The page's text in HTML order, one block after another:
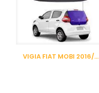
VIGIA FIAT MOBI 2016/…